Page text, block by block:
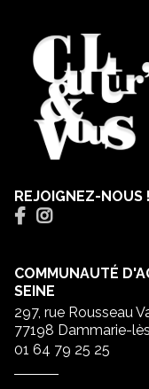
REJOIGNEZ-NOUS !
COMMUNAUTÉ
SEINE
297, rue Rousseau
77198 Dammarie-
01 64 79 25 25